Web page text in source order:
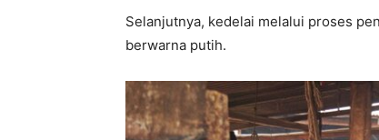
Selanjutnya, kedelai melalui proses
berwarna putih.